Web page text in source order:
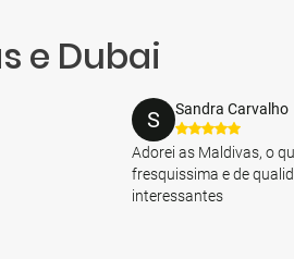
e Dubai
S Sandra Carvalho
Adorei as Maldivas, o
fresquissima e de
interessantes